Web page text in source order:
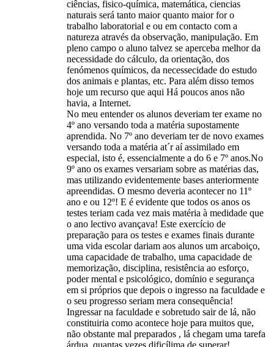
ciências, fisico-química, matemática, ciencias
naturais será tanto maior quanto maior for o
trabalho laboratorial e ou em contacto com a
natureza através da observação, manipulação. Em
pleno campo o aluno talvez se aperceba melhor da
necessidade do cálculo, da orientação, dos
fenómenos químicos, da necessecidade do estudo
dos animais e plantas, etc. Para além disso temos
hoje um recurso que aqui Há poucos anos não
havia, a Internet.
No meu entender os alunos deveriam ter exame no
4º ano versando toda a matéria supostamente
aprendida. No 7º ano deveriam ter de novo exames
versando toda a matéria at´r aí assimilado em
especial, isto é, essencialmente a do 6 e 7º anos.No
9º ano os exames versariam sobre as matérias das,
mas utilizando evidentemente bases anteriormente
apreendidas. O mesmo deveria acontecer no 11º
ano e ou 12º! E é evidente que todos os anos os
testes teriam cada vez mais matéria à medidade que
o ano lectivo avançava! Este exercício de
preparação para os testes e exames finais durante
uma vida escolar dariam aos alunos um arcaboiço,
uma capacidade de trabalho, uma capacidade de
memorização, disciplina, resistência ao esforço,
poder mental e psicológico, domínio e segurança
em si próprios que depois o ingresso na faculdade e
o seu progresso seriam mera consequência!
Ingressar na faculdade e sobretudo sair de lá, não
constituiria como acontece hoje para muitos que,
não obstante mal preparados , lá chegam uma tarefa